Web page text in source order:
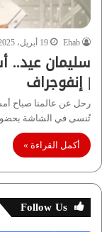
Ehab 19 أبريل، 2025
سليمان عيد..
| إنفوجراف
رحل عن عالمنا صباح
تُنسى في الشاشة
أكمل القراءة »
Follow Us